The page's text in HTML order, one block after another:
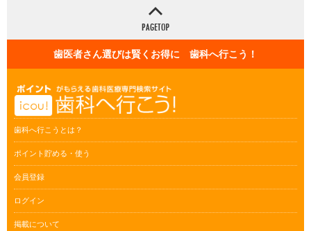
歯医者さん選びは賢くお得に 歯科へ行こう！
歯科へ行こうとは？
ポイント貯める・使う
会員登録
ログイン
掲載について